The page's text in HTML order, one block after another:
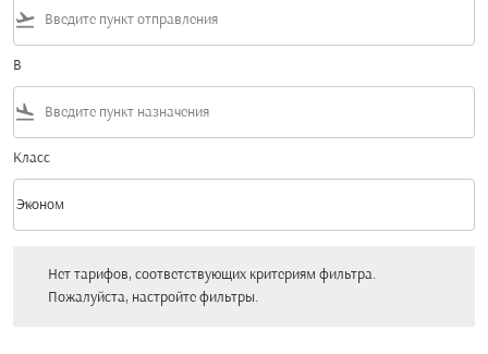
flight_takeoff
В
flight_land
Класс
Класс option Эконом Selected
Эконом
keyboard_arrow_down
Нет тарифов, соответствующих критериям фильтра.
Пожалуйста, настройте фильтры.